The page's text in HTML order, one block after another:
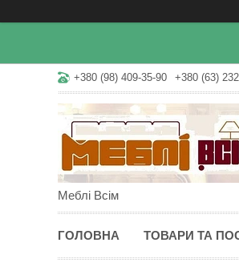
+380 (98) 409-35-90 +380 (63)
Меблі Всім
ГОЛОВНА ТОВАРИ ТА